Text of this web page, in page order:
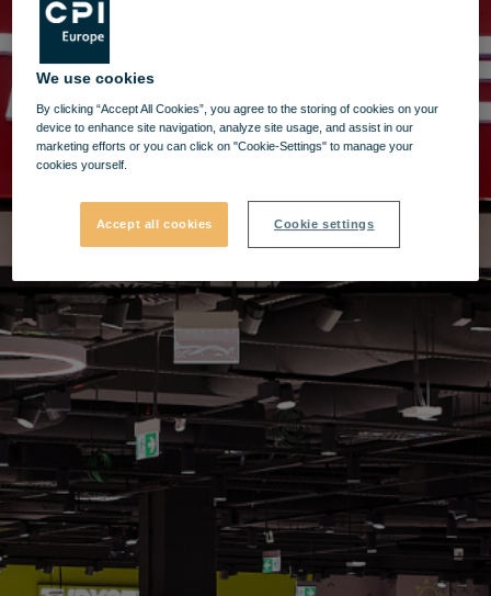
We use cookies
By clicking “Accept All Cookies”, you agree to the storing of cookies on your
device to enhance site navigation, analyze site usage, and assist in our
marketing efforts or you can click on "Cookie-Settings" to manage your
cookies yourself.
Accept all cookies Cookie settings